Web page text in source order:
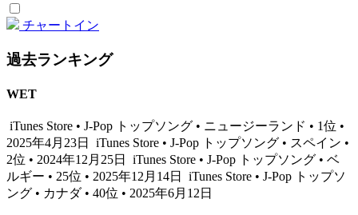
チャートイン
過去ランキング
WET
iTunes Store • J-Pop トップソング • ニュージーランド • 1位 •
2025年4月23日
iTunes Store • J-Pop トップソング • スペイン •
2位 • 2024年12月25日
iTunes Store • J-Pop トップソング • ベ
ルギー • 25位 • 2025年12月14日
iTunes Store • J-Pop トップソ
ング • カナダ • 40位 • 2025年6月12日